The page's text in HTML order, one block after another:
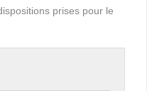
prises pour le